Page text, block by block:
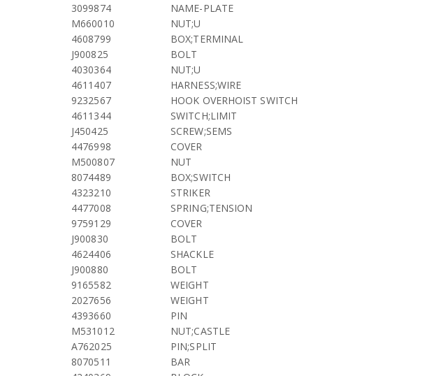
3099874
NAME-PLATE
M660010
NUT;U
4608799
BOX;TERMINAL
J900825
BOLT
4030364
NUT;U
4611407
HARNESS;WIRE
9232567
HOOK OVERHOIST SWITCH
4611344
SWITCH;LIMIT
J450425
SCREW;SEMS
4476998
COVER
M500807
NUT
8074489
BOX;SWITCH
4323210
STRIKER
4477008
SPRING;TENSION
9759129
COVER
J900830
BOLT
4624406
SHACKLE
J900880
BOLT
9165582
WEIGHT
2027656
WEIGHT
4393660
PIN
M531012
NUT;CASTLE
A762025
PIN;SPLIT
8070511
BAR